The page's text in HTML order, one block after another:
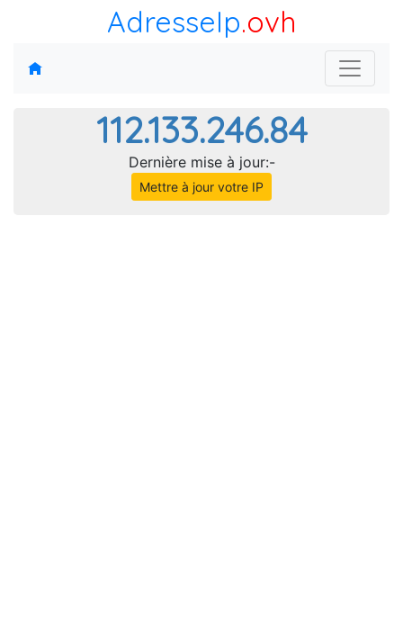
AdresseIp.ovh
112.133.246.84
Dernière mise à jour:-
Mettre à jour votre IP